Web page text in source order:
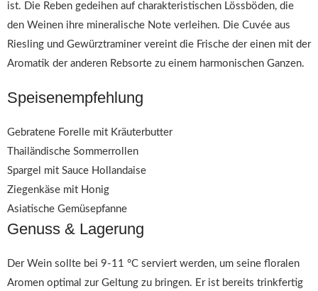
ist. Die Reben gedeihen auf charakteristischen Lössböden, die
den Weinen ihre mineralische Note verleihen. Die Cuvée aus
Riesling und Gewürztraminer vereint die Frische der einen mit der
Aromatik der anderen Rebsorte zu einem harmonischen Ganzen.
Speisenempfehlung
Gebratene Forelle mit Kräuterbutter
Thailändische Sommerrollen
Spargel mit Sauce Hollandaise
Ziegenkäse mit Honig
Asiatische Gemüsepfanne
Genuss & Lagerung
Der Wein sollte bei 9-11 °C serviert werden, um seine floralen
Aromen optimal zur Geltung zu bringen. Er ist bereits trinkfertig